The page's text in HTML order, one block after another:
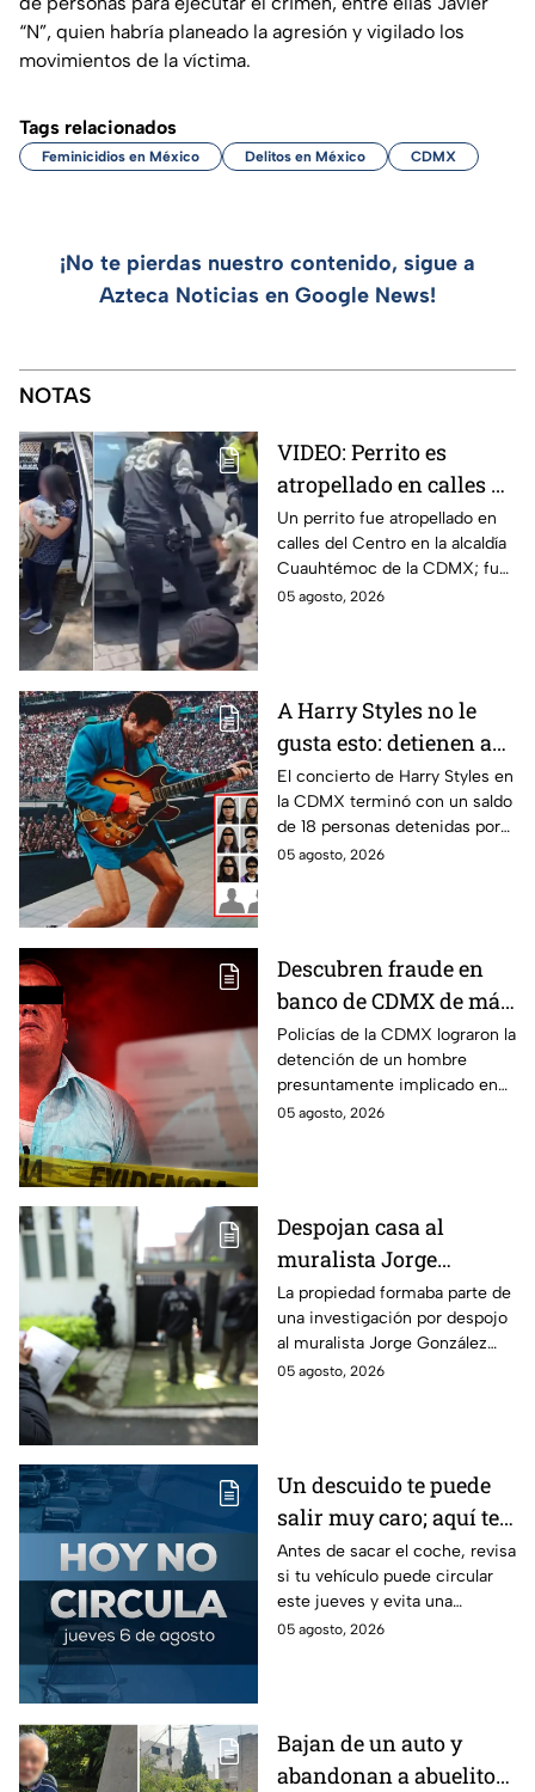
“N”, quien habría planeado la agresión y vigilado los
movimientos de la víctima.
Tags relacionados
Feminicidios en México Delitos en México CDMX
¡No te pierdas nuestro contenido, sigue a
Azteca Noticias en Google News!
NOTAS
VIDEO: Perrito es
atropellado en calles de
la alcaldía
Cuauhtémoc; policías
lo rescatan y entregan
a su dueña
Un perrito fue atropellado en
calles del Centro en la alcaldía
Cuauhtémoc de la CDMX; fue
rescatado y resguardado por
05 agosto, 2026
A Harry Styles no le
gusta esto: detienen a
18 tras concierto en
CDMX por esta razón
El concierto de Harry Styles en
la CDMX terminó con un saldo
de 18 personas detenidas por
policías, quienes los esposaron
05 agosto, 2026
Descubren fraude en
banco de CDMX de más
de 400 mil pesos con
un cheque falso
Policías de la CDMX lograron la
detención de un hombre
presuntamente implicado en
un intento de fraude para
05 agosto, 2026
Despojan casa al
muralista Jorge
González Camarena en
la Del Valle y la
recupera| FOTOS
La propiedad formaba parte de
una investigación por despojo
al muralista Jorge González
Camarena por un predio en la
05 agosto, 2026
Un descuido te puede
salir muy caro; aquí te
contamos cómo queda
el Hoy No Circula para
este jueves
Antes de sacar el coche, revisa
si tu vehículo puede circular
este jueves y evita una
sanción que puede afectar tu
05 agosto, 2026
Bajan de un auto y
abandonan a abuelito